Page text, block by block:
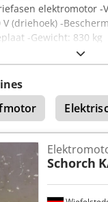
elektromotor -
(driehoek) -
-Gewicht: 830 kg
Schorch